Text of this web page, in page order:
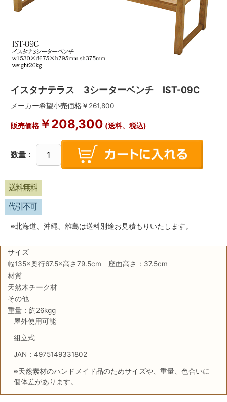
イスタナテラス 3シーターベンチ IST-09C
メーカー希望小売価格￥ 261,800
販売価格￥208,300 (送料、税込)
数量：
※北海道、沖縄、離島は送料別途お見積もりいたします。
サイズ
幅135×奥行67.5×高さ79.5cm 座面高さ：37.5cm
材質
天然木チーク材
その他
重量：約26kgg
屋外使用可能
組立式
JAN：4975149331802
※天然素材のハンドメイド品のためサイズや、重量、色合いに
個体差があります。